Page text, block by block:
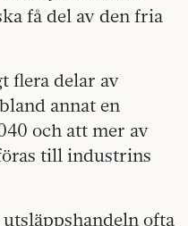
få del av den fria
flera delar av
annat en
och att mer av
till industrins
ofta